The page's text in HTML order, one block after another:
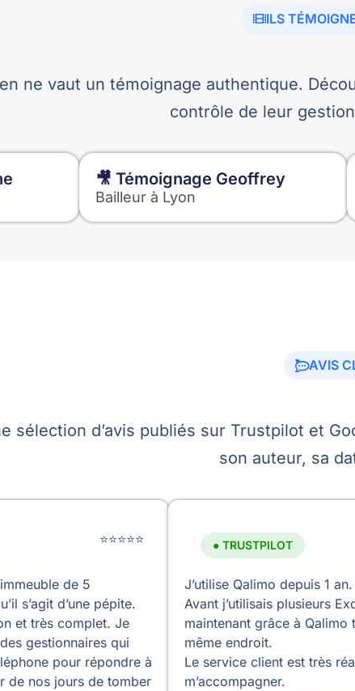
ILS
ne vaut un témoignage authentique.
contrôle de leur
🎥 Témoignage Geoffrey
Bailleur à Lyon
AVIS
sélection d’avis publiés sur Trustpilot et
son auteur, sa
⭐⭐⭐⭐⭐
de 5
s’agit d’une pépite.
et très complet. Je
gestionnaires qui
pour répondre à
de nos jours de tomber
● TRUSTPILOT
J’utilise Qalimo depuis 1 an.
Avant j’utilisais plusieurs
maintenant grâce à Qalimo
même endroit.
Le service client est très
m’accompagner.